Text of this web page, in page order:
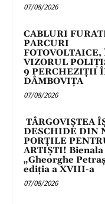
07/08/2026
CABLURI
PARCURI
FOTOVOLTAICE,
VIZORUL
9 PERCHEZIȚII
DÂMBOVIȚA
07/08/2026
TÂRGOVIȘTEA
DESCHIDE DIN
PORȚILE
ARTIȘTI! Bienala
„Gheorghe
ediția a XVIII-a
07/08/2026